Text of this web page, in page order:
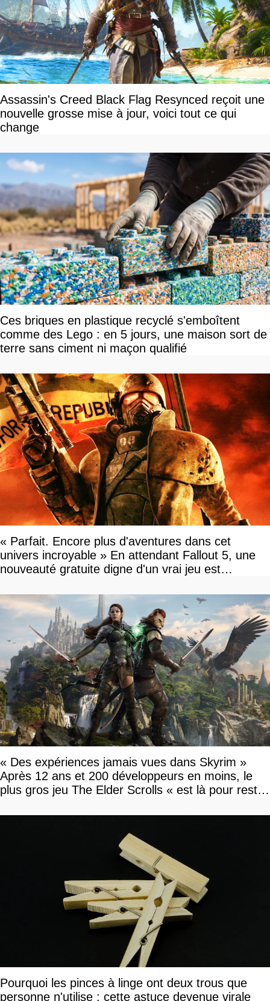
Assassin's Creed Black Flag Resynced reçoit une
nouvelle grosse mise à jour, voici tout ce qui
change
Ces briques en plastique recyclé s'emboîtent
comme des Lego : en 5 jours, une maison sort de
terre sans ciment ni maçon qualifié
« Parfait. Encore plus d'aventures dans cet
univers incroyable » En attendant Fallout 5, une
nouveauté gratuite digne d'un vrai jeu est
« Des expériences jamais vues dans Skyrim »
Après 12 ans et 200 développeurs en moins, le
plus gros jeu The Elder Scrolls « est là pour rester
Pourquoi les pinces à linge ont deux trous que
personne n'utilise : cette astuce devenue virale